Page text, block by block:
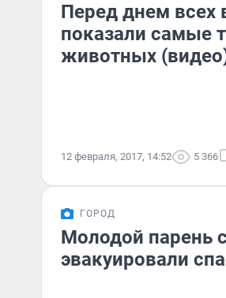
Перед днем всех
показали самые
животных
12 февраля, 2017, 14:52 5 366
ГОРОД
Молодой парень
эвакуировали